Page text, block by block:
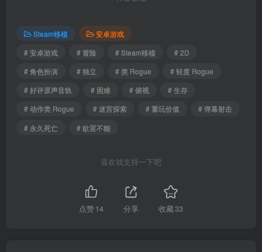
Steam移植
安卓游戏
# 安卓游戏
# 冒险 # Steam移植
# 2D
# 角色扮演
# 独立 # 类 Rogue
# 轻度 Rogue
# 好评原声音轨
# 困难 # 俯视
# 生存
# 动作类 Rogue
# 迷宫探索 # 重玩价值
# 弹幕射击
# 永久死亡
# 欲罢不能
喜欢就支持一下吧
点赞14 分享 收藏33